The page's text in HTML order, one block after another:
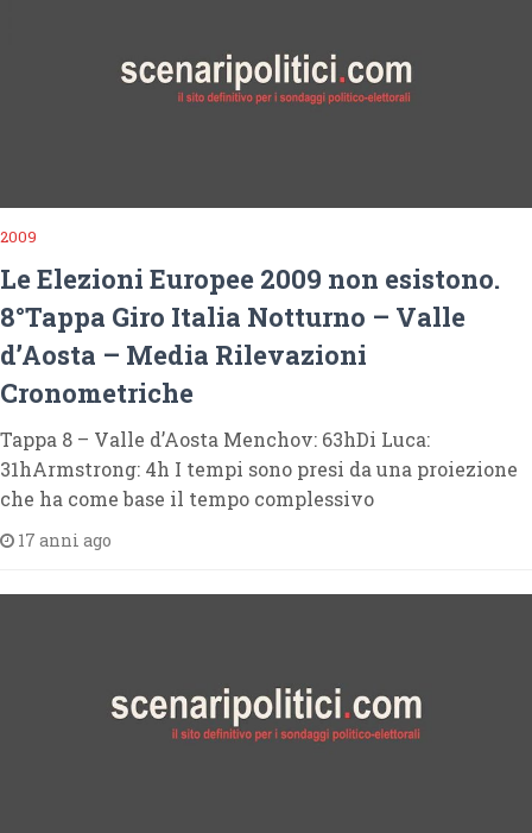
2009
Le Elezioni Europee 2009 non esistono.
8°Tappa Giro Italia Notturno – Valle
d’Aosta – Media Rilevazioni
Cronometriche
Tappa 8 – Valle d’Aosta Menchov: 63hDi Luca:
31hArmstrong: 4h I tempi sono presi da una proiezione
che ha come base il tempo complessivo
17 anni ago